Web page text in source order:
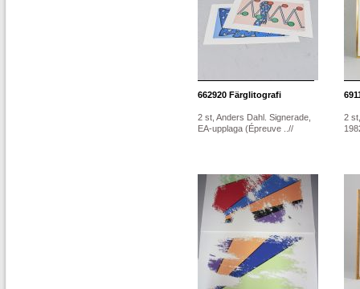
662920 Färglitografi
2 st, Anders Dahl. Signerade,
EA-upplaga (Épreuve ..//
2